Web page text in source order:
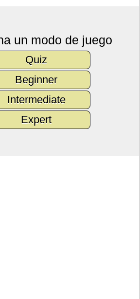
un modo de juego
Quiz
Beginner
Intermediate
Expert